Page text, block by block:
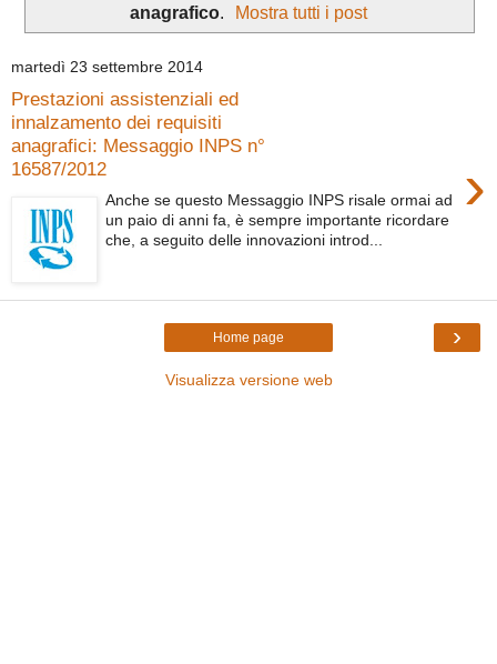
anagrafico. Mostra tutti i post
martedì 23 settembre 2014
Prestazioni assistenziali ed
innalzamento dei requisiti
anagrafici: Messaggio INPS n°
16587/2012
›
Anche se questo Messaggio INPS risale ormai ad
un paio di anni fa, è sempre importante ricordare
che, a seguito delle innovazioni introd...
›
Home page
Visualizza versione web